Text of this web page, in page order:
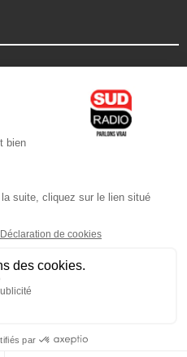
l'application
/ Pierre Olivier